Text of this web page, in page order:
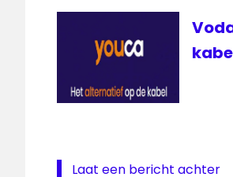
Laat een bericht achter